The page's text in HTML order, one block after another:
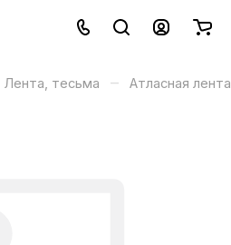
Лента, тесьма – Атласная лента